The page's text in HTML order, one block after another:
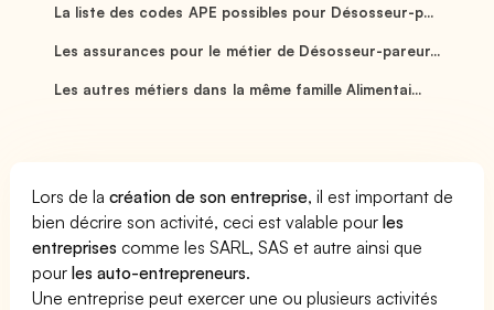
La liste des codes APE possibles pour Désosseur-p...
Les assurances pour le métier de Désosseur-pareur...
Les autres métiers dans la même famille Alimentai...
Lors de lacréation de son entreprise, il est important de
bien décrire son activité, ceci est valable pourles
entreprises comme les SARL, SAS et autre ainsi que
pourles auto-entrepreneurs.
Une entreprise peut exercer une ou plusieurs activités